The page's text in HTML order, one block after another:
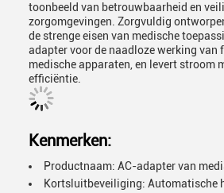
toonbeeld van betrouwbaarheid en
zorgomgevingen. Zorgvuldig
de strenge eisen van medische
adapter voor de naadloze werking van
medische apparaten, en levert stroom
efficiëntie.
Kenmerken:
Productnaam: AC-adapter van
Kortsluitbeveiliging: Automatische